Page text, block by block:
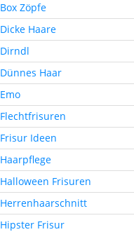
Box Zöpfe
Dicke Haare
Dirndl
Dünnes Haar
Emo
Flechtfrisuren
Frisur Ideen
Haarpflege
Halloween Frisuren
Herrenhaarschnitt
Hipster Frisur